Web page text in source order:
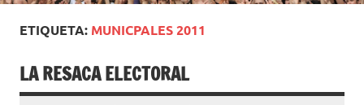
ETIQUETA: MUNICPALES 2011
LA RESACA ELECTORAL